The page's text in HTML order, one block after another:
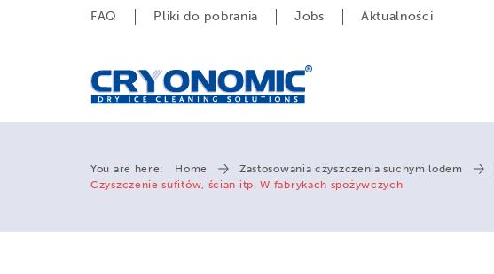
FAQ Pliki do pobrania Jobs Aktualności
You are here: Home Zastosowania czyszczenia suchym lodem
Czyszczenie sufitów, ścian itp. W fabrykach spożywczych